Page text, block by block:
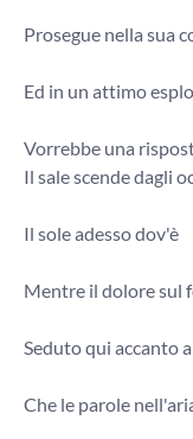
Prosegue nella sua
Ed in un attimo
Vorrebbe una
Il sale scende dagli
Il sole adesso dov'è
Mentre il dolore sul
Seduto qui accanto
Che le parole